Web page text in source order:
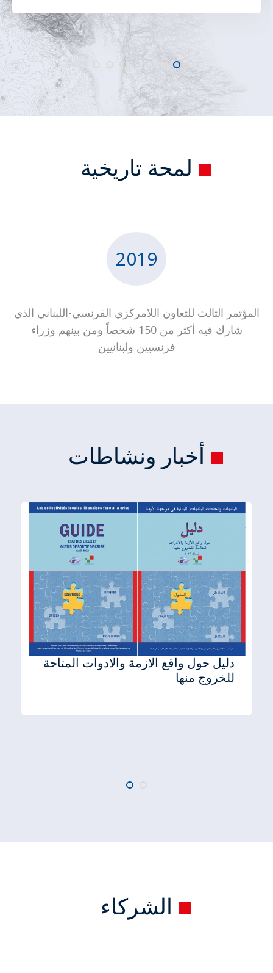
لمحة تاريخية
2019
المؤتمر الثالث للتعاون اللامركزي الفرنسي-اللبناني الذي
شارك فيه أكثر من 150 شخصاً ومن بينهم وزراء
فرنسيين ولبنانيين
أخبار ونشاطات
دليل حول واقع الازمة والادوات المتاحة
للخروج منها
الشركاء